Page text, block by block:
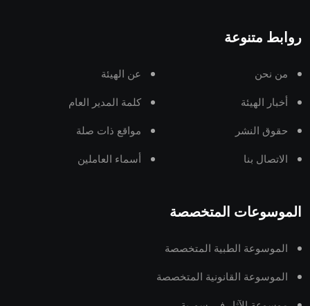
روابط متنوعة
من نحن عن الهيئة
أخبار الهيئة كلمة المدير العام
حقوق النشر مواقع ذات صلة
الاتصال بنا أسماء العاملين
الموسوعات المتخصصة
الموسوعة الطبية المتخصصة
الموسوعة القانونية المتخصصة